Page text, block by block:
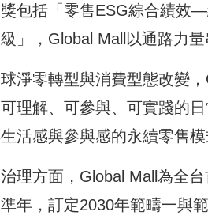
包括「零售ESG綜合績效
」，Global Mall以通路力量
淨零轉型與消費型態改變
理解、可參與、可實踐的
活感與參與感的永續零售模
理方面，Global Mall為全
年，訂定2030年範疇一與